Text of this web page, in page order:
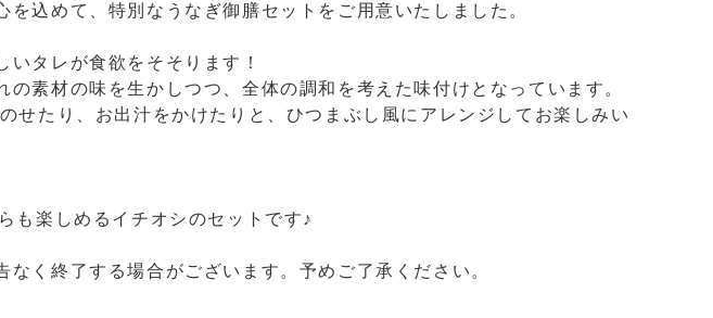
込めて、特別なうなぎ御膳セットをご用意いたしました。
タレが食欲をそそります！
素材の味を生かしつつ、全体の調和を考えた味付けとなっています。
せたり、お出汁をかけたりと、ひつまぶし風にアレンジしてお楽しみい
も楽しめるイチオシのセットです♪
く終了する場合がございます。予めご了承ください。